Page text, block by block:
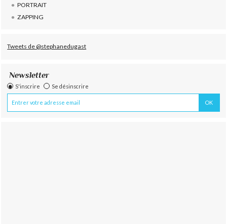
PORTRAIT
ZAPPING
Tweets de @stephanedugast
Newsletter
S'inscrire Se désinscrire